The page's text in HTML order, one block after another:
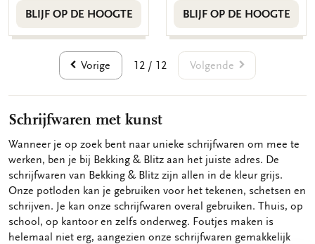
BLIJF OP DE HOOGTE BLIJF OP DE HOOGTE
Vorige 12 / 12 Volgende
Schrijfwaren met kunst
Wanneer je op zoek bent naar unieke schrijfwaren om mee te
werken, ben je bij Bekking & Blitz aan het juiste adres. De
schrijfwaren van Bekking & Blitz zijn allen in de kleur grijs.
Onze potloden kan je gebruiken voor het tekenen, schetsen en
schrijven. Je kan onze schrijfwaren overal gebruiken. Thuis, op
school, op kantoor en zelfs onderweg. Foutjes maken is
helemaal niet erg, aangezien onze schrijfwaren gemakkelijk